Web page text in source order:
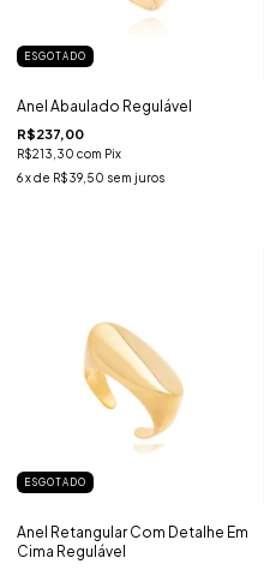
ESGOTADO
Anel Abaulado Regulável
R$237,00
R$213,30 com Pix
6 x de R$39,50 sem juros
ESGOTADO
Anel Retangular Com Detalhe Em
Cima Regulável